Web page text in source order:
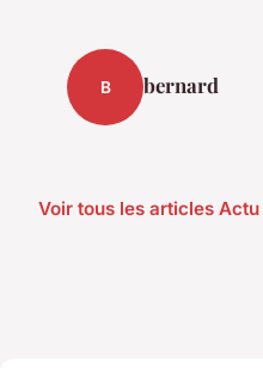
B bernard
Voir tous les articles